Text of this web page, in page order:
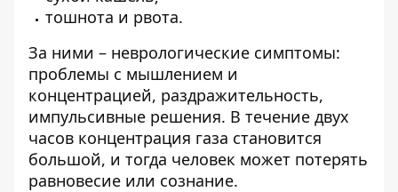
тошнота и рвота.
За ними – неврологические симптомы:
проблемы с мышлением и
концентрацией, раздражительность,
импульсивные решения. В течение двух
часов концентрация газа становится
большой, и тогда человек может потерять
равновесие или сознание.